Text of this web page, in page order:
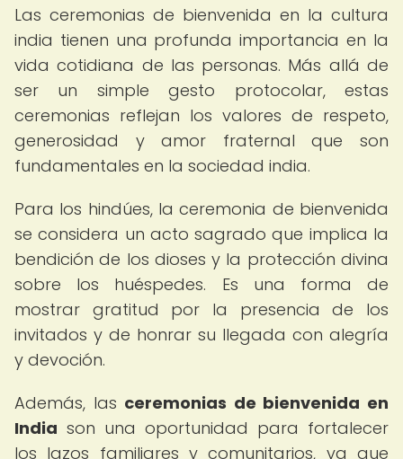
Las ceremonias de bienvenida en la cultura
india tienen una profunda importancia en la
vida cotidiana de las personas. Más allá de
ser un simple gesto protocolar, estas
ceremonias reflejan los valores de respeto,
generosidad y amor fraternal que son
fundamentales en la sociedad india.
Para los hindúes, la ceremonia de bienvenida
se considera un acto sagrado que implica la
bendición de los dioses y la protección divina
sobre los huéspedes. Es una forma de
mostrar gratitud por la presencia de los
invitados y de honrar su llegada con alegría
y devoción.
Además, las ceremonias de bienvenida en
India son una oportunidad para fortalecer
los lazos familiares y comunitarios, ya que